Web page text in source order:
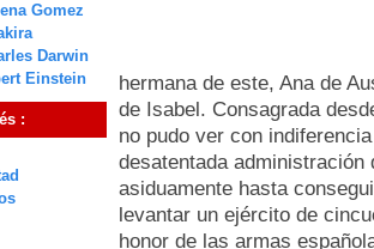
Gomez
Darwin
Einstein
:
hermana de este, Ana de
de Isabel. Consagrada
no pudo ver con
desatentada
asiduamente hasta
levantar un ejército de
honor de las armas